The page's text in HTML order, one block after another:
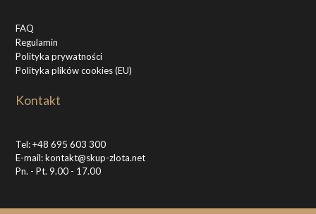
FAQ
Regulamin
Polityka prywatności
Polityka plików cookies (EU)
Kontakt
Tel:+48 695 603 300
E-mail:kontakt@skup-zlota.net
Pn. - Pt. 9.00 - 17.00